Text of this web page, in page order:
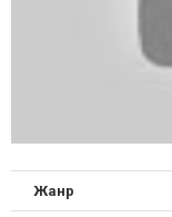
Жанр